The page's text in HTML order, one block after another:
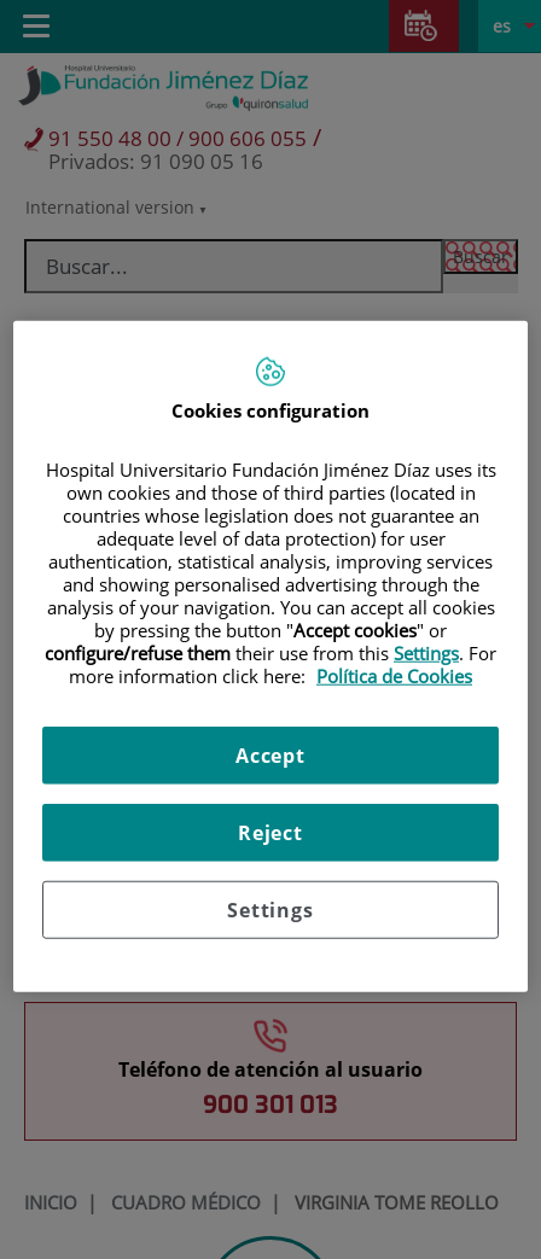
Saltar al contenido
Saltar
contenido
Selector
idioma
activo
es
International version
91 550 48 00 / 900 606 055 /
Privados: 91 090 05 16
Toggle
navigation
Pacientes y visitantes
Investigación
Docencia
Teléfono de atención al usuario
900 301 013
INICIO| CUADRO MÉDICO| VIRGINIA TOME REOLLO
Cookies configuration
Hospital Universitario Fundación Jiménez Díaz uses its
own cookies and those of third parties (located in
countries whose legislation does not guarantee an
adequate level of data protection) for user
authentication, statistical analysis, improving services
and showing personalised advertising through the
analysis of your navigation. You can accept all cookies
by pressing the button "Accept cookies" or
configure/refuse them their use from this Settings. For
more information click here: Política de Cookies
Settings
Reject
Accept